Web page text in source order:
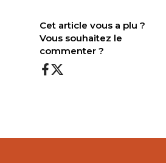
Cet article vous a plu ?
Vous souhaitez le
commenter ?